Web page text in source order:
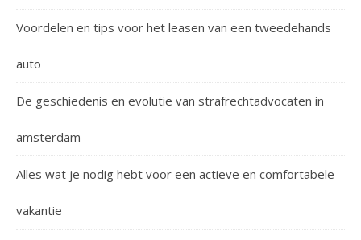
Voordelen en tips voor het leasen van een tweedehands
auto
De geschiedenis en evolutie van strafrechtadvocaten in
amsterdam
Alles wat je nodig hebt voor een actieve en comfortabele
vakantie